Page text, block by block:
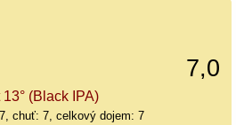
7,0
(Black IPA)
chuť: 7, celkový dojem: 7